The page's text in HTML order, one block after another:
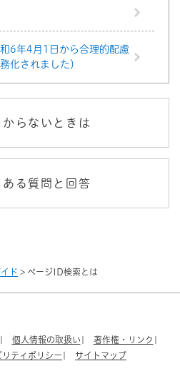
ド > ページID検索とは
6年4月1日から合理的配慮
化されました）
からないときは
ある質問と回答
個人情報の取扱い
著作権・リンク
リティポリシー
サイトマップ